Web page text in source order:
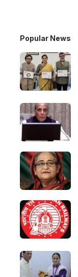
Popular News